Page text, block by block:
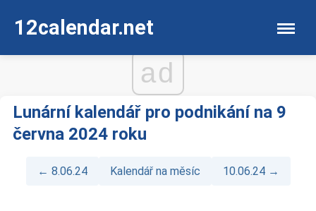
12calendar.net
ad
Lunární kalendář pro podnikání na 9
června 2024 roku
← 8.06.24 Kalendář na měsíc 10.06.24 →